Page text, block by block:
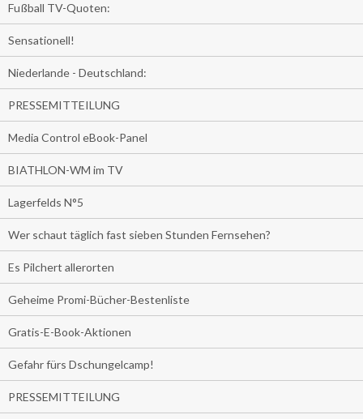
Fußball TV-Quoten:
Sensationell!
Niederlande - Deutschland:
PRESSEMITTEILUNG
Media Control eBook-Panel
BIATHLON-WM im TV
Lagerfelds N°5
Wer schaut täglich fast sieben Stunden Fernsehen?
Es Pilchert allerorten
Geheime Promi-Bücher-Bestenliste
Gratis-E-Book-Aktionen
Gefahr fürs Dschungelcamp!
PRESSEMITTEILUNG